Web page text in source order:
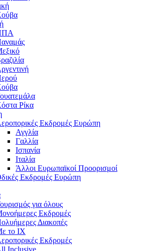
Ρίκα
Εκδρομές Ευρώπη
Αγγλία
Γαλλία
Ισπανία
Ιταλία
Άλλοι Ευρωπαϊκοί Προορισμοί
Εκδρομές Ευρώπη
για όλους
Εκδρομές
Διακοπές
το ΙΧ
Εκδρομές
Inclusive